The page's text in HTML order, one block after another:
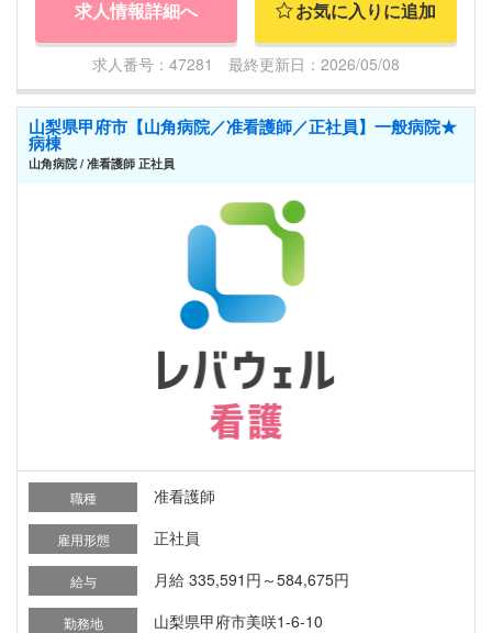
求人情報詳細へ お気に入りに追加
求人番号：47281 最終更新日：2026/05/08
山梨県甲府市【山角病院／准看護師／正社員】一般病院★
病棟
山角病院 / 准看護師 正社員
職種 准看護師
雇用形態 正社員
給与 月給 335,591円～584,675円
勤務地 山梨県甲府市美咲1-6-10